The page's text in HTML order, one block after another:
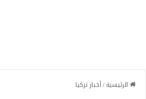
الرئيسية/أخبار تركيا